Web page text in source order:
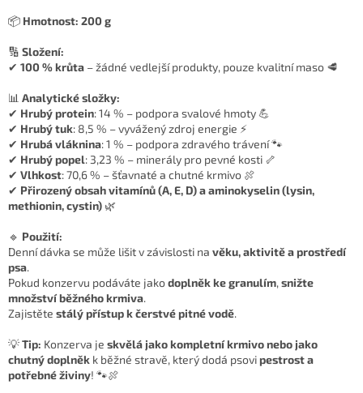
📦 Hmotnost: 200 g
🔢 Složení:
✔ 100 % krůta – žádné vedlejší produkty, pouze kvalitní maso 🥩
📊 Analytické složky:
✔ Hrubý protein: 14 % – podpora svalové hmoty 💪
✔ Hrubý tuk: 8,5 % – vyvážený zdroj energie ⚡
✔ Hrubá vláknina: 1 % – podpora zdravého trávení 🐾
✔ Hrubý popel: 3,23 % – minerály pro pevné kosti 🦴
✔ Vlhkost: 70,6 % – šťavnaté a chutné krmivo 🍖
✔ Přirozený obsah vitamínů (A, E, D) a aminokyselin (lysin,
methionin, cystin) 🌿
🔹 Použití:
Denní dávka se může lišit v závislosti na věku, aktivitě a prostředí
psa.
Pokud konzervu podáváte jakodoplněk ke granulím, snižte
množství běžného krmiva.
Zajistěte stálý přístup k čerstvé pitné vodě.
💡Tip: Konzerva je skvělá jako kompletní krmivo nebo jako
chutný doplněk k běžné stravě, který dodá psovipestrost a
potřebné živiny! 🐾🍖